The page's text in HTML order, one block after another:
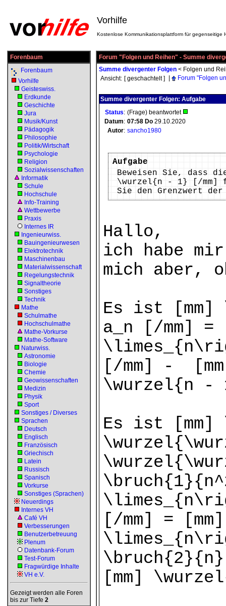
Vorhilfe
Kostenlose Kommunikationsplattform für gegenseitige
Forenbaum
Forenbaum
Vorhilfe
Geisteswiss.
Erdkunde
Geschichte
Jura
Musik/Kunst
Pädagogik
Philosophie
Politik/Wirtschaft
Psychologie
Religion
Sozialwissenschaften
Informatik
Schule
Hochschule
Info-Training
Wettbewerbe
Praxis
Internes IR
Ingenieurwiss.
Bauingenieurwesen
Elektrotechnik
Maschinenbau
Materialwissenschaft
Regelungstechnik
Signaltheorie
Sonstiges
Technik
Mathe
Schulmathe
Hochschulmathe
Mathe-Vorkurse
Mathe-Software
Naturwiss.
Astronomie
Biologie
Chemie
Geowissenschaften
Medizin
Physik
Sport
Sonstiges / Diverses
Sprachen
Deutsch
Englisch
Französisch
Griechisch
Latein
Russisch
Spanisch
Vorkurse
Sonstiges (Sprachen)
Neuerdings
Internes VH
Café VH
Verbesserungen
Benutzerbetreuung
Plenum
Datenbank-Forum
Test-Forum
Fragwürdige Inhalte
VH e.V.
Gezeigt werden alle Foren
bis zur Tiefe 2
Forum "Folgen und Reihen" - Summe
Summe divergenter Folgen < Folgen und
Ansicht: [ geschachtelt ] Forum "Folgen
Summe divergenter Folgen: Aufgabe
Status: (Frage) beantwortet
Datum: 07:58 Do 29.10.2020
Autor: sancho1980
Aufgabe
Beweisen Sie, dass
\wurzel{n - 1} [/mm]
Sie den Grenzwert
Hallo,
ich habe
mich aber,
Es ist
a_n [/mm] =
[/mm] -
\wurzel{n -
Es ist [mm]
[/mm] =
[mm]